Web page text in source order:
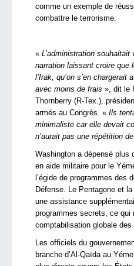
comme un exemple de
combattre le terrorisme.
« L’administration
narration laissant croire que
l’Irak, qu’on s’en chargerait
avec moins de frais », dit le
Thornberry (R-Tex.),
armés au Congrès. « Ils
minimaliste car elle devait
n’aurait pas une répétition de
Washington a dépensé plus
en aide militaire pour le
l’égide de programmes des
Défense. Le Pentagone et
une assistance
programmes secrets, ce qui
comptabilisation globale
Les officiels du
branche d’Al-Qaïda au